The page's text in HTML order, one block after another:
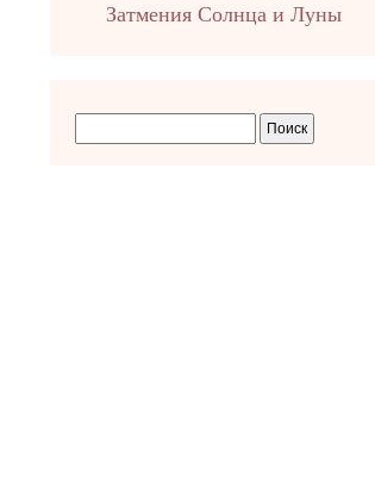
Затмения Солнца и Луны